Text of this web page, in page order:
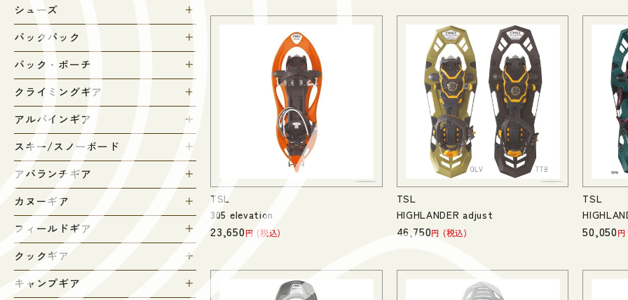
シューズ
バックパック
バック・ポーチ
クライミングギア
アルパインギア
スキー/スノーボード
アバランチギア
カヌーギア
フィールドギア
クックギア
キャンプギア
TSL
305 elevation
23,650 税込
TSL
HIGHLANDER adjust
46,750 税込
TSL
50,050